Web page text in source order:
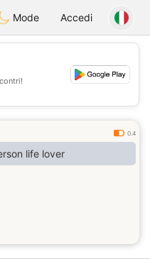
Mode Accedi
💕
0.4
life lover